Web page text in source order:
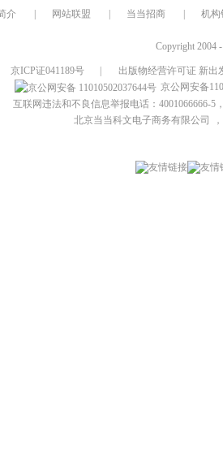
介 网站联盟 当当招商 机构
Copyright 2004
京ICP证041189号
出版物经营许可证 新出
京公网安备
互联网违法和不良信息举报电话：4001066666-5
北京当当科文电子商务有限公司